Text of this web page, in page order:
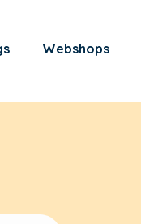
Webshops